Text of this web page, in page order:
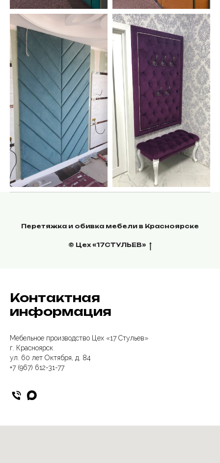
Перетяжка и обивка мебели в Красноярске
© Цех «17СТУЛЬЕВ»
Контактная
информация
Мебельное производство Цех «17 Стульев»
г. Красноярск
ул. 60 лет Октября, д. 84
+7 (967) 612-31-77